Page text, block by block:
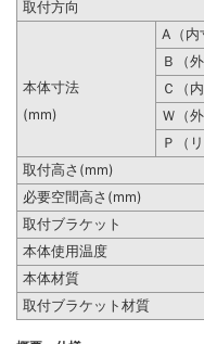
取付方向
A（内
Ｂ（
本体寸法
Ｃ（
(mm)
Ｗ（外
Ｐ（
取付高さ(mm)
必要空間高さ(mm)
取付ブラケット
本体使用温度
本体材質
取付ブラケット材質